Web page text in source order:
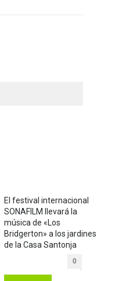
El festival internacional
SONAFILM llevará la
música de «Los
Bridgerton» a los jardines
de la Casa Santonja
0